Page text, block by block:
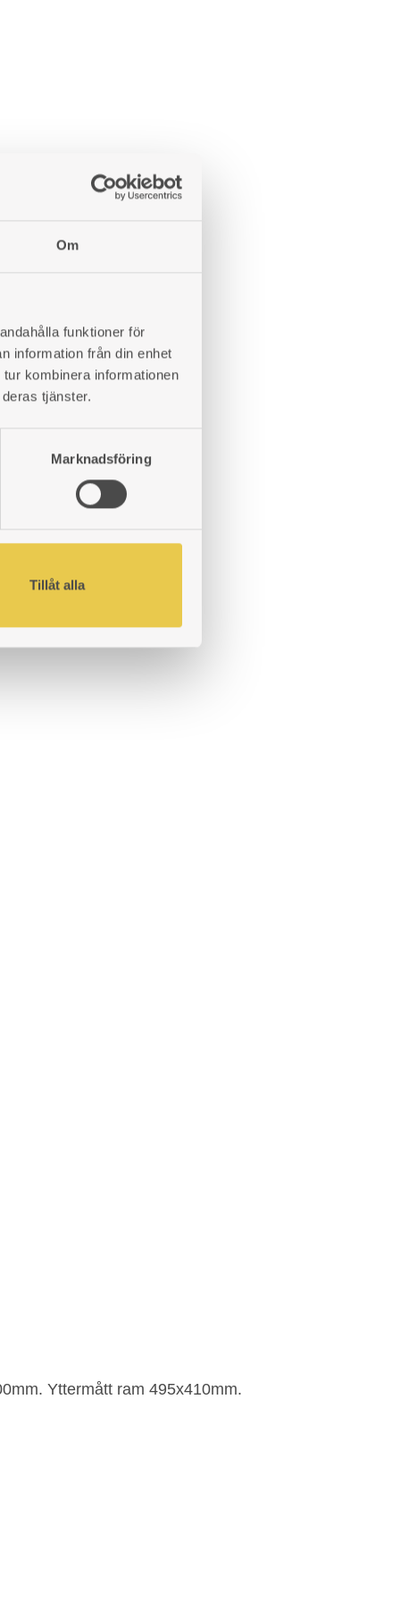
Om
funktioner för
information från din enhet
kombinera informationen
tjänster.
Marknadsföring
Tillåt alla
Yttermått ram 495x410mm.